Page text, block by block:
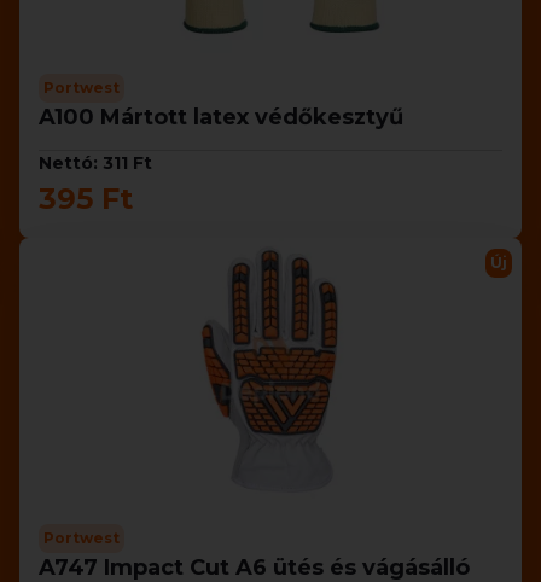
Portwest
A100 Mártott latex védőkesztyű
Nettó: 311 Ft
395 Ft
Új
Portwest
A747 Impact Cut A6 ütés és vágásálló